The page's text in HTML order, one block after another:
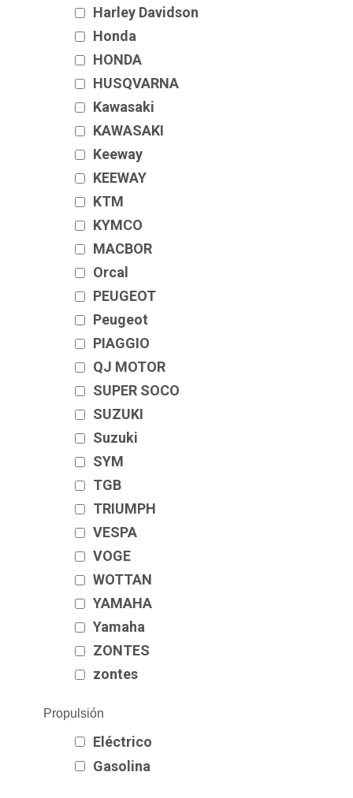
Harley Davidson
Honda
HONDA
HUSQVARNA
Kawasaki
KAWASAKI
Keeway
KEEWAY
KTM
KYMCO
MACBOR
Orcal
PEUGEOT
Peugeot
PIAGGIO
QJ MOTOR
SUPER SOCO
SUZUKI
Suzuki
SYM
TGB
TRIUMPH
VESPA
VOGE
WOTTAN
YAMAHA
Yamaha
ZONTES
zontes
Propulsión
Eléctrico
Gasolina